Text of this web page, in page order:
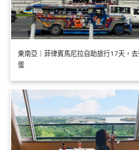
東南亞｜菲律賓馬尼拉自助旅行17天，
蛋